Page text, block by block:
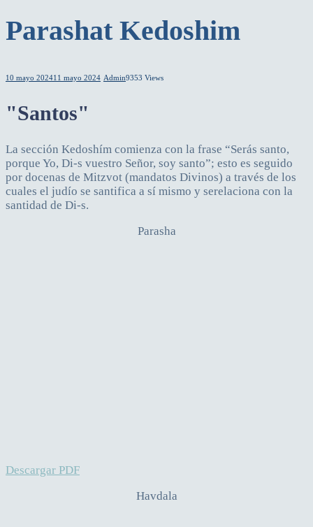
Parashat Kedoshim
10 mayo 202411 mayo 2024 Admin9353 Views
"Santos"
La sección Kedoshím comienza con la frase “Serás santo,
porque Yo, Di-s vuestro Señor, soy santo”; esto es seguido
por docenas de Mitzvot (mandatos Divinos) a través de los
cuales el judío se santifica a sí mismo y serelaciona con la
santidad de Di-s.
Parasha
Descargar PDF
Havdala